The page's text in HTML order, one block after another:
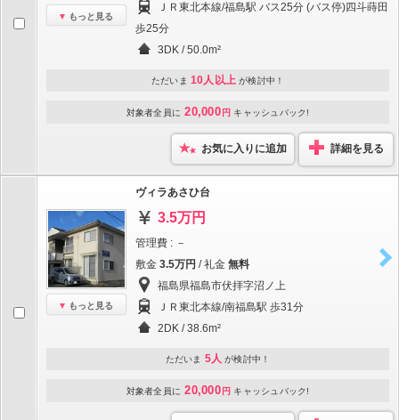
もっと見る
ＪＲ東北本線/福島駅 バス25分 (バス停)四斗蒔田
歩25分
3DK / 50.0m²
ただいま 10人以上 が検討中！
対象者全員に 20,000 円 キャッシュバック!
お気に入りに追加 詳細を見る
もっと見る
ヴィラあさひ台
3.5万円
管理費 : －
敷金 3.5万円 / 礼金 無料
福島県福島市伏拝字沼ノ上
ＪＲ東北本線/南福島駅 歩31分
2DK / 38.6m²
ただいま 5人 が検討中！
対象者全員に 20,000 円 キャッシュバック!